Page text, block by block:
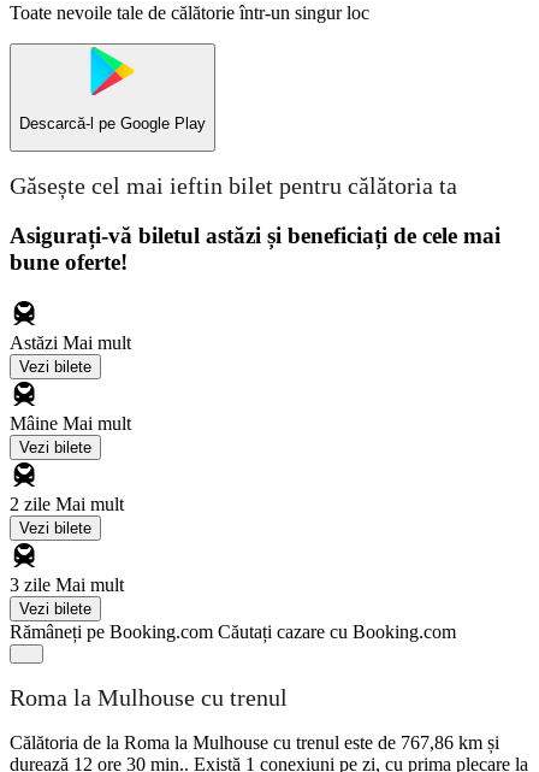
Toate nevoile tale de călătorie într-un singur loc
Descarcă-l pe Google Play
Găsește cel mai ieftin bilet pentru călătoria ta
Asigurați-vă biletul astăzi și beneficiați de cele mai
bune oferte!
Astăzi Mai mult
Vezi bilete
Mâine Mai mult
Vezi bilete
2 zile Mai mult
Vezi bilete
3 zile Mai mult
Vezi bilete
Rămâneți pe Booking.com Căutați cazare cu Booking.com
Roma la Mulhouse cu trenul
Călătoria de la Roma la Mulhouse cu trenul este de 767,86 km și
durează 12 ore 30 min.. Există 1 conexiuni pe zi, cu prima plecare la